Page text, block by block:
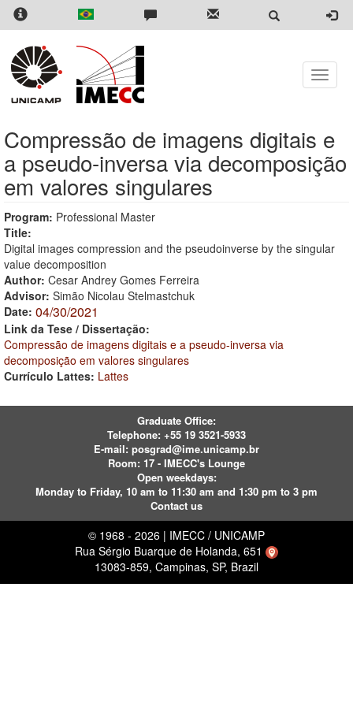
Skip
content
Toggle
Compressão de imagens digitais e
a pseudo-inversa via decomposição
em valores singulares
Program: Professional Master
Title:
Digital images compression and the pseudoinverse by the singular
value decomposition
Author: Cesar Andrey Gomes Ferreira
Advisor: Simão Nicolau Stelmastchuk
Date: 04/30/2021
Link da Tese / Dissertação:
Compressão de imagens digitais e a pseudo-inversa via
decomposição em valores singulares
Currículo Lattes: Lattes
Graduate Office:
Telephone: +55 19 3521-5933
E-mail: posgrad@ime.unicamp.br
Room: 17 - IMECC's Lounge
Open weekdays:
Monday to Friday, 10 am to 11:30 am and 1:30 pm to 3 pm
Contact us
© 1968 - 2026 | IMECC / UNICAMP
Rua Sérgio Buarque de Holanda, 651
13083-859, Campinas, SP, Brazil